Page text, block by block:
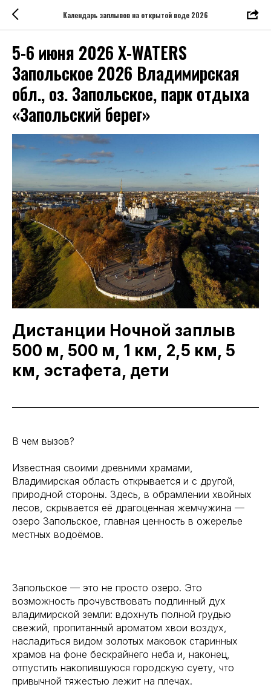
Календарь заплывов на открытой воде 2026
5-6 июня 2026 X-WATERS
Запольское 2026 Владимирская
обл., оз. Запольское, парк отдыха
«Запольский берег»
Дистанции Ночной заплыв
500 м, 500 м, 1 км, 2,5 км, 5
км, эстафета, дети
В чем вызов?
Известная своими древними храмами,
Владимирская область открывается и с другой,
природной стороны. Здесь, в обрамлении хвойных
лесов, скрывается её драгоценная жемчужина —
озеро Запольское, главная ценность в ожерелье
местных водоёмов.
Запольское — это не просто озеро. Это
возможность прочувствовать подлинный дух
владимирской земли: вдохнуть полной грудью
свежий, пропитанный ароматом хвои воздух,
насладиться видом золотых маковок старинных
храмов на фоне бескрайнего неба и, наконец,
отпустить накопившуюся городскую суету, что
привычной тяжестью лежит на плечах.